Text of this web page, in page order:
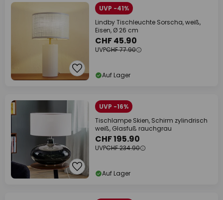
UVP -41%
Lindby Tischleuchte Sorscha, weiß,
Eisen, Ø 26 cm
CHF 45.90
UVPCHF 77.90
Auf Lager
UVP -16%
Tischlampe Skien, Schirm zylindrisch
weiß, Glasfuß rauchgrau
CHF 195.90
UVPCHF 234.90
Auf Lager